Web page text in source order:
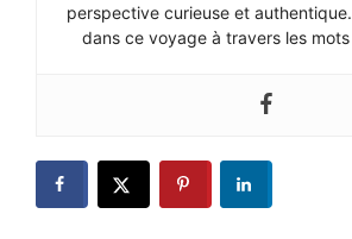
perspective curieuse et
dans ce voyage à travers les